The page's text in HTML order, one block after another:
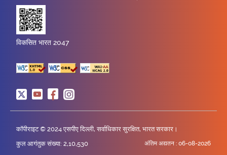
विकसित भारत 2047
कॉपीराइट © 2024 एसपीए दिल्ली, सर्वाधिकार सुरक्षित, भारत सरकार।
कुल आगंतुक संख्या: 2,10,530
अंतिम अद्यतन : 06-08-2026